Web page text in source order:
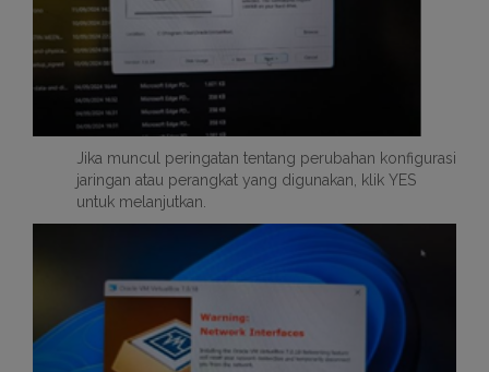
Jika muncul peringatan tentang perubahan konfigurasi
jaringan atau perangkat yang digunakan, klik YES
untuk melanjutkan.